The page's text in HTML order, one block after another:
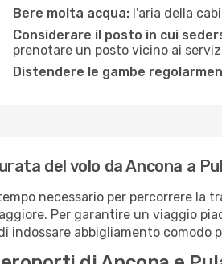
Bere molta acqua: l'aria della
Considerare il posto in cui
prenotare un posto vicino ai
Distendere le gambe
del volo da Ancona a
necessario per percorrere la
Per garantire un viaggio
indossare abbigliamento comodo